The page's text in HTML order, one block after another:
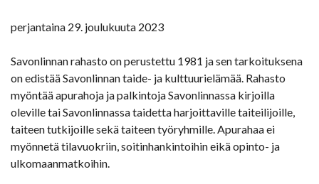
perjantaina 29. joulukuuta 2023
Savonlinnan rahasto on perustettu 1981 ja sen tarkoituksena
on edistää Savonlinnan taide- ja kulttuurielämää. Rahasto
myöntää apurahoja ja palkintoja Savonlinnassa kirjoilla
oleville tai Savonlinnassa taidetta harjoittaville taiteilijoille,
taiteen tutkijoille sekä taiteen työryhmille. Apurahaa ei
myönnetä tilavuokriin, soitinhankintoihin eikä opinto- ja
ulkomaanmatkoihin.